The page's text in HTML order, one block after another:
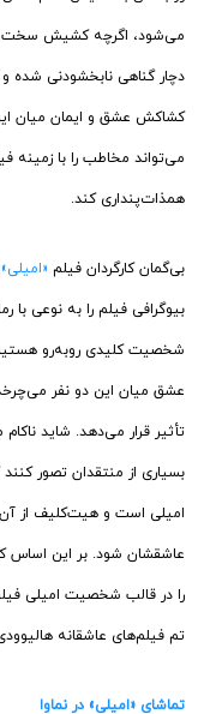
می‌شود، اگرچه کشیش سخت
دچار گناهی نابخشودنی شده و
کشاکش عشق و ایمان میان
می‌تواند مخاطب را با زمینه
همذات‌پنداری کند.
بی‌گمان کارگردان فیلم «امیلی»
بیوگرافی فیلم را به نوعی با
شخصیت کلیدی روبه‌رو
عشق میان این دو نفر
تأثیر قرار می‌دهد. شاید
بسیاری از منتقدان تصور
امیلی است و هیت‌کلیف از
عاشقشان شود. بر این اساس
را در قالب شخصیت امیلی
تم فیلم‌های عاشقانه
تماشای «امیلی» در نماوا